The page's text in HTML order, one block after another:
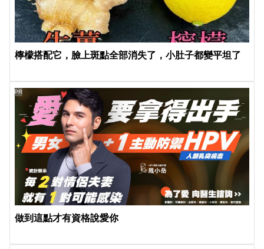
檸檬搭配它，臉上斑點全部消失了，小肚子都變平坦了
做到這點才有資格說愛你
PR